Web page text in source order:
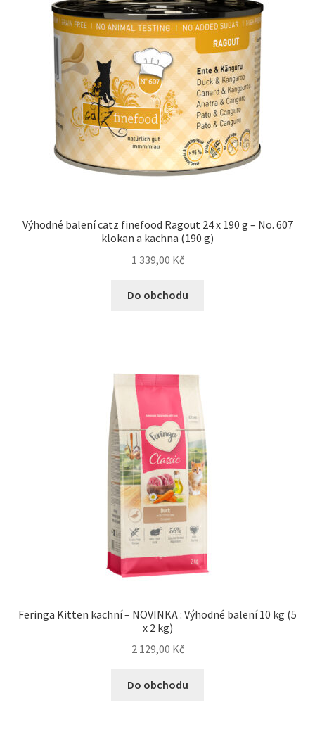
Výhodné balení catz finefood Ragout 24 x 190 g – No. 607
klokan a kachna (190 g)
1 339,00 Kč
Do obchodu
Feringa Kitten kachní – NOVINKA : Výhodné balení 10 kg (5
x 2 kg)
2 129,00 Kč
Do obchodu